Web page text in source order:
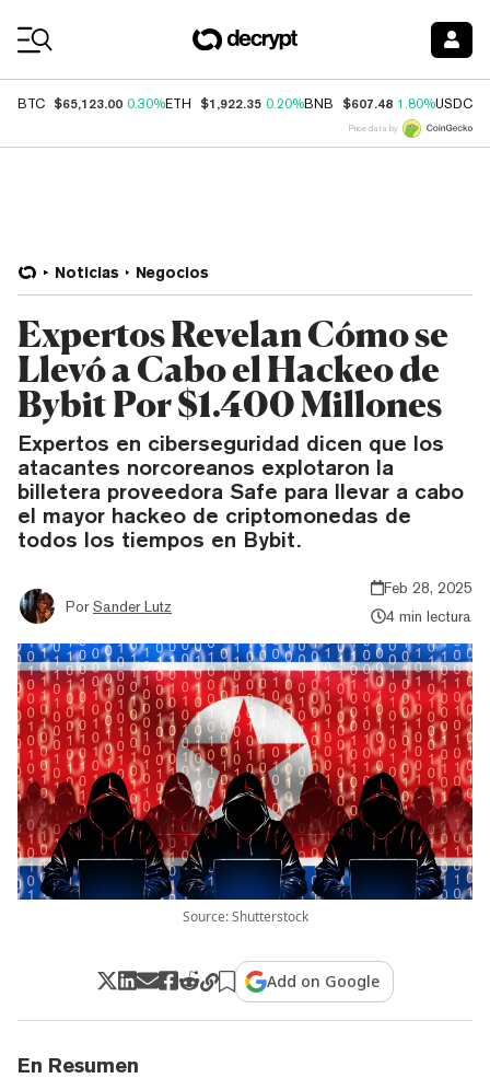
BTC $65,123.00 0.30%ETH $1,922.35 0.20%BNB $607.48 1.80%USDC
Price data by
Noticias Negocios
Expertos Revelan Cómo se
Llevó a Cabo el Hackeo de
Bybit Por $1.400 Millones
Expertos en ciberseguridad dicen que los
atacantes norcoreanos explotaron la
billetera proveedora Safe para llevar a cabo
el mayor hackeo de criptomonedas de
todos los tiempos en Bybit.
Por Sander Lutz
Feb 28, 2025
4 min lectura
Source: Shutterstock
Add on Google
En Resumen